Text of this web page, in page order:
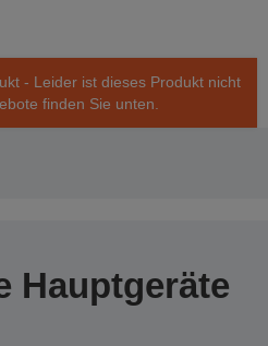
- Leider ist dieses Produkt nicht
finden Sie unten.
Hauptgeräte